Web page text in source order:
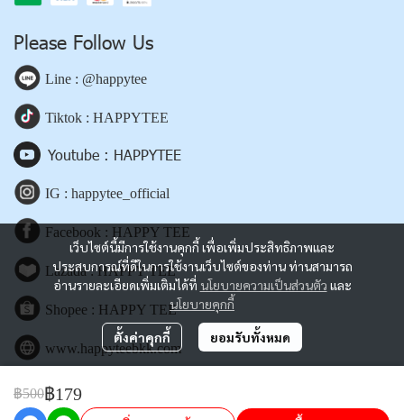
฿500฿179
เว็บไซต์นี้มีการใช้งานคุกกี้ เพื่อเพิ่มประสิทธิภาพและ
ประสบการณ์ที่ดีในการใช้งานเว็บไซต์ของท่าน ท่านสามารถ
อ่านรายละเอียดเพิ่มเติมได้ที่ นโยบายความเป็นส่วนตัว และ
นโยบายคุกกี้
ตั้งค่าคุกกี้ ยอมรับทั้งหมด
Please Follow Us
Line : @happytee
Tiktok : HAPPYTEE
Youtube : HAPPYTEE
IG : happytee_official
Facebook : HAPPY TEE
Lazada : HAPPY TEE
Shopee : HAPPY TEE
www.happyteebkk.com
Copyright | All Rights Reserved | Powered by happyteebkk.com